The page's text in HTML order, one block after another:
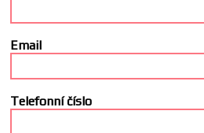
Email
Telefonní číslo